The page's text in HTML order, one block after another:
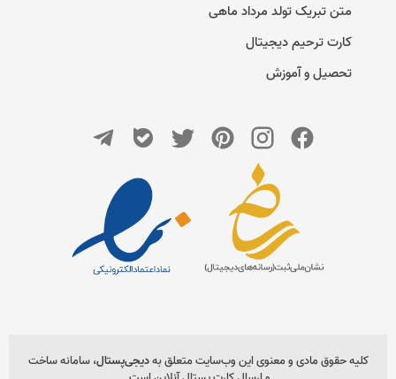
متن تبریک تولد مرداد ماهی
کارت ترحیم دیجیتال
تحصیل و آموزش
کلیه حقوق مادی و معنوی این وب‌سایت متعلق بهدیجی‌پستال، سامانه ساخت